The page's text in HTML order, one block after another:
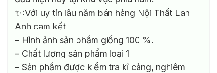
✨:Với uy tín lâu năm bán hàng Nội Thất Lan
Anh cam kết
– Hình ảnh sản phẩm giống 100 %.
– Chất lượng sản phẩm loại 1
– Sản phẩm được kiểm tra kĩ càng, nghiêm